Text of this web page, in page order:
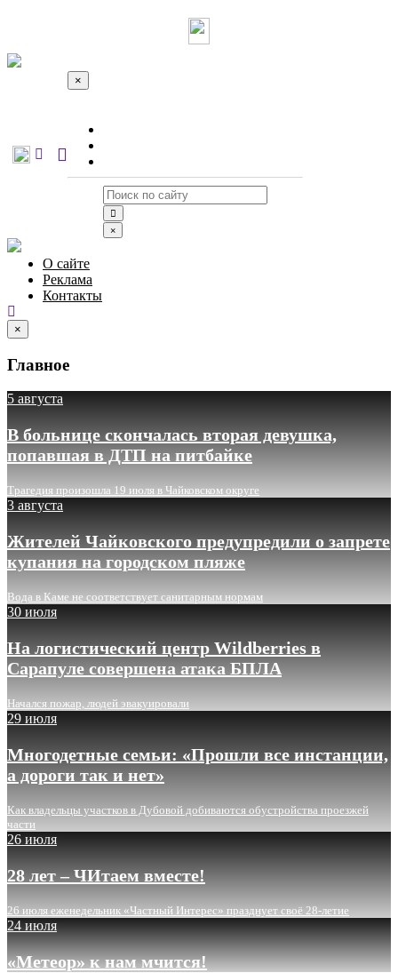
×
×
О сайте
Реклама
Контакты
×
Главное
5 августа
В больнице скончалась вторая девушка,
попавшая в ДТП на питбайке
Трагедия произошла 19 июля в Чайковском округе
3 августа
Жителей Чайковского предупредили о запрете
купания на городском пляже
Вода в Каме не соответствует санитарным нормам
30 июля
На логистический центр Wildberries в
Сарапуле совершена атака БПЛА
Начался пожар, людей эвакуировали
29 июля
Многодетные семьи: «Прошли все инстанции,
а дороги так и нет»
Как владельцы участков в Дубовой добиваются обустройства проезжей
части
26 июля
28 лет – ЧИтаем вместе!
26 июля еженедельник «Частный Интерес» празднует своё 28-летие
24 июля
«Метеор» к нам мчится!